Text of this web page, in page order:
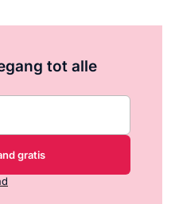
tot alle
gratis